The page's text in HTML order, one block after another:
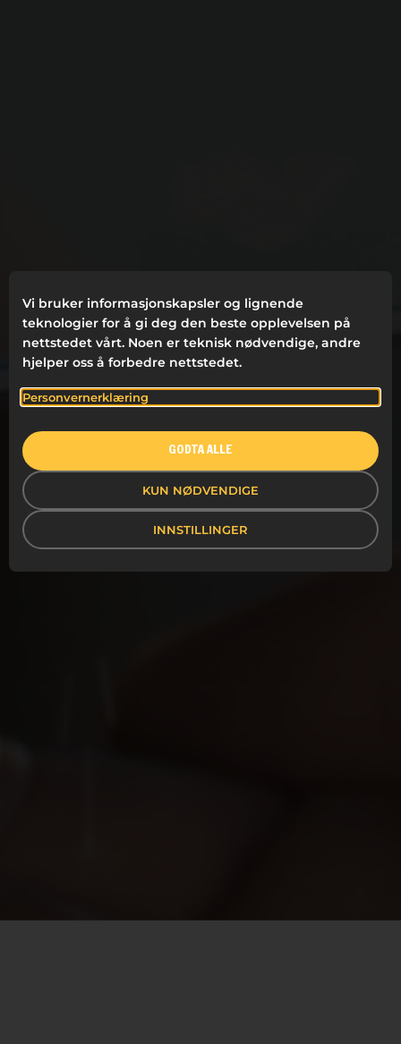
Vi bruker informasjonskapsler og lignende
teknologier for å gi deg den beste opplevelsen på
nettstedet vårt. Noen er teknisk nødvendige, andre
hjelper oss å forbedre nettstedet.
Personvernerklæring
KUN NØDVENDIGE
INNSTILLINGER
GODTA ALLE